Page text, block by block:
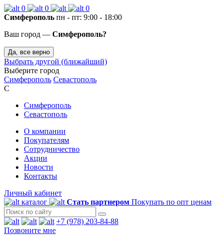
0 0
0
Симферополь пн - пт: 9:00 - 18:00
Ваш город — Симферополь?
Да, все верно
Выбрать другой (ближайший)
Выберите город
Симферополь Севастополь
С
Симферополь
Севастополь
О компании
Покупателям
Сотрудничество
Акции
Новости
Контакты
Личный кабинет
каталог
Стать партнером Покупать по опт ценам
+7 (978) 203-84-88
Позвоните мне